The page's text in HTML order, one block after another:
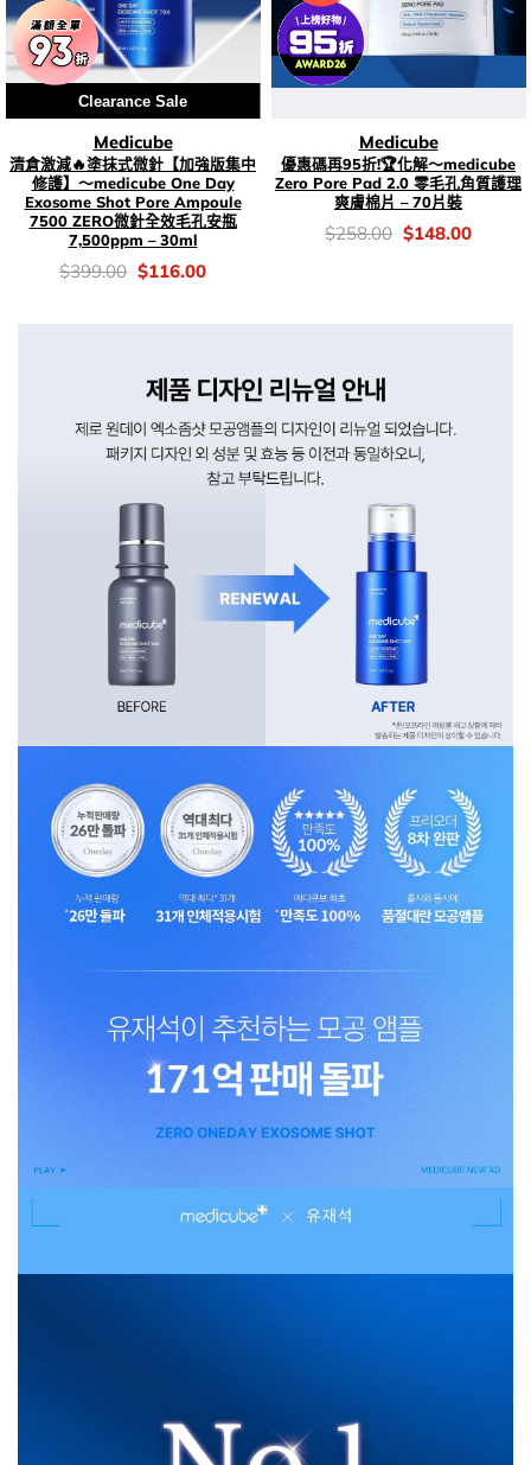
Clearance Sale
Medicube
清倉激減🔥塗抹式微針【加強版集中
修護】～medicube One Day
Exosome Shot Pore Ampoule
7500 ZERO微針全效毛孔安瓶
7,500ppm – 30ml
價
錢：
$399.00 Original
price
$399.00.
$116.00Current
$116.00.
Medicube
優惠碼再95折!🏆化解～medicube
Zero Pore Pad 2.0 零毛孔角質護理
爽膚棉片 – 70片裝
價
錢：
$258.00 Original
price
$148.00Current